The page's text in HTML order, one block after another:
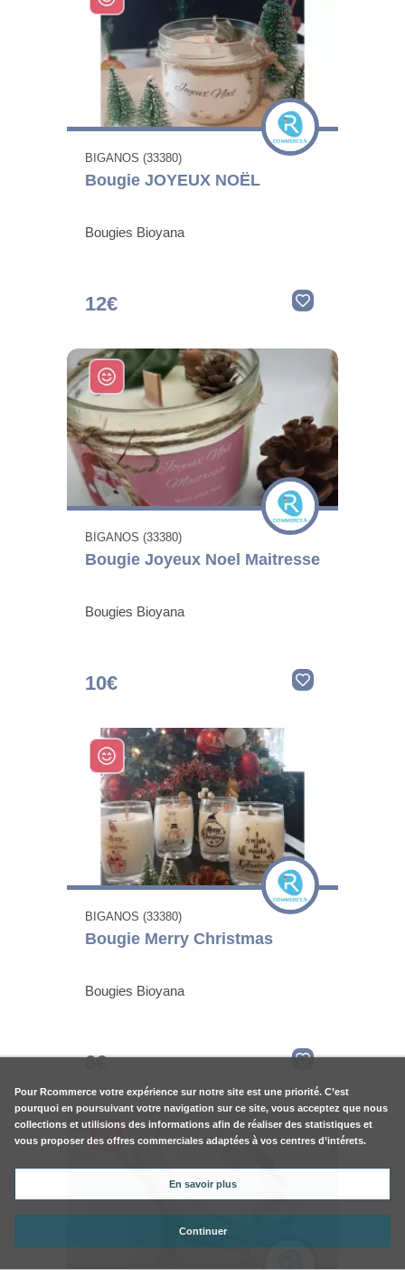
BIGANOS (33380)
Bougie JOYEUX NOËL
Bougies Bioyana
12€
BIGANOS (33380)
Bougie Joyeux Noel Maitresse
Bougies Bioyana
10€
BIGANOS (33380)
Bougie Merry Christmas
Bougies Bioyana
6€
Pour Rcommerce votre expérience sur notre site est une priorité. C’est
pourquoi en poursuivant votre navigation sur ce site, vous acceptez que nous
collections et utilisions des informations afin de réaliser des statistiques et
vous proposer des offres commerciales adaptées à vos centres d’intérets.
En savoir plus
Continuer